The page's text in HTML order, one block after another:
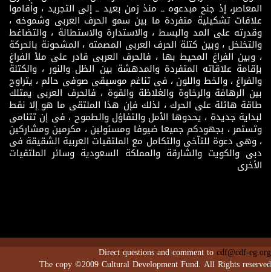
المعاصر، إذ جنح مبدعوه ــ منذ زمن بعيد ــ إلى التجريد ، وأقاموا
علاقات تشكيلية متفردة ما بين سمو الحرف العربى وشموخه ،
وقدرته على المد والبسط ، والاستدارة والاستطالة ، والتضاغط
والتخلخل ، وبين كتلة الحرف العربى المصمته ، المشحونة بالحركة
، وبين الفراغ المحيط بها ، فالحرف العربى قادر على ملأ الفراغ
بإقامة علاقاته المتفردة والمدهشة بين الظل والنور ، والكتلة
والفراغ ، والخط واللون ، فى تناغم موسيقى صوفى حالم ، يتراوح
بين الرهافة والرخاوة والغلاظة والقوة ، فالحرف العربى يمتلك
طاقة هائلة على الحرك ، لذلك فإن هذا الملتقى ما هو إلا نقط
لبداية جديدة ، يحدوها الأمل والتفاؤل والطموح ، فى إن تتنامى
وتستمر ، بجهودكم جميعا ضيوفا ومسئولين ، مكرمين ومشاركين
، وهى دعوة للتآخى والتكامل مع الملتقيات العربية الشقيقة فى
دبى والكويت والشارقة والمملكة السعودية وسائر الملتقيات
الأخرى
Direct questions and comment tocdf@cdf-eg.org
The copy ©2009 Cultural Development Fund. All Rights reserved